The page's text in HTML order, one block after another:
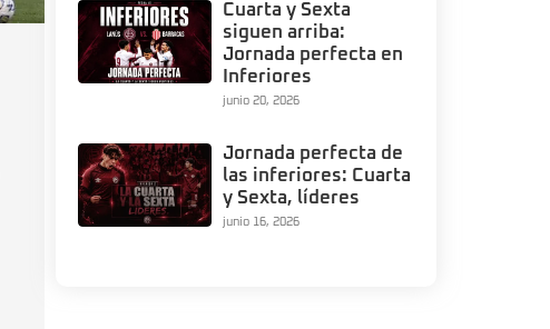
Cuarta y Sexta
siguen arriba:
Jornada perfecta en
Inferiores
junio 20, 2026
Jornada perfecta de
las inferiores: Cuarta
y Sexta, líderes
junio 16, 2026